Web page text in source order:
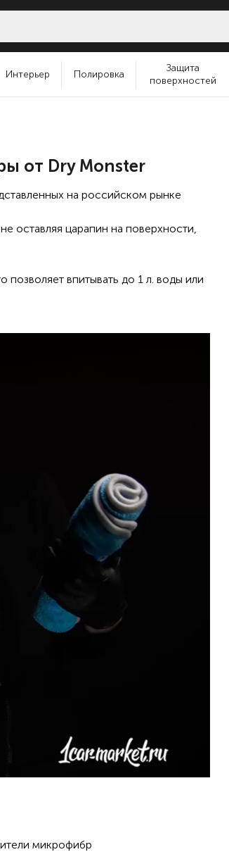
Интерьер Полировка
Защита
поверхностей
от Dry Monster
на российском рынке
оставляя царапин на поверхности,
впитывать до 1 л. воды или
микрофибр